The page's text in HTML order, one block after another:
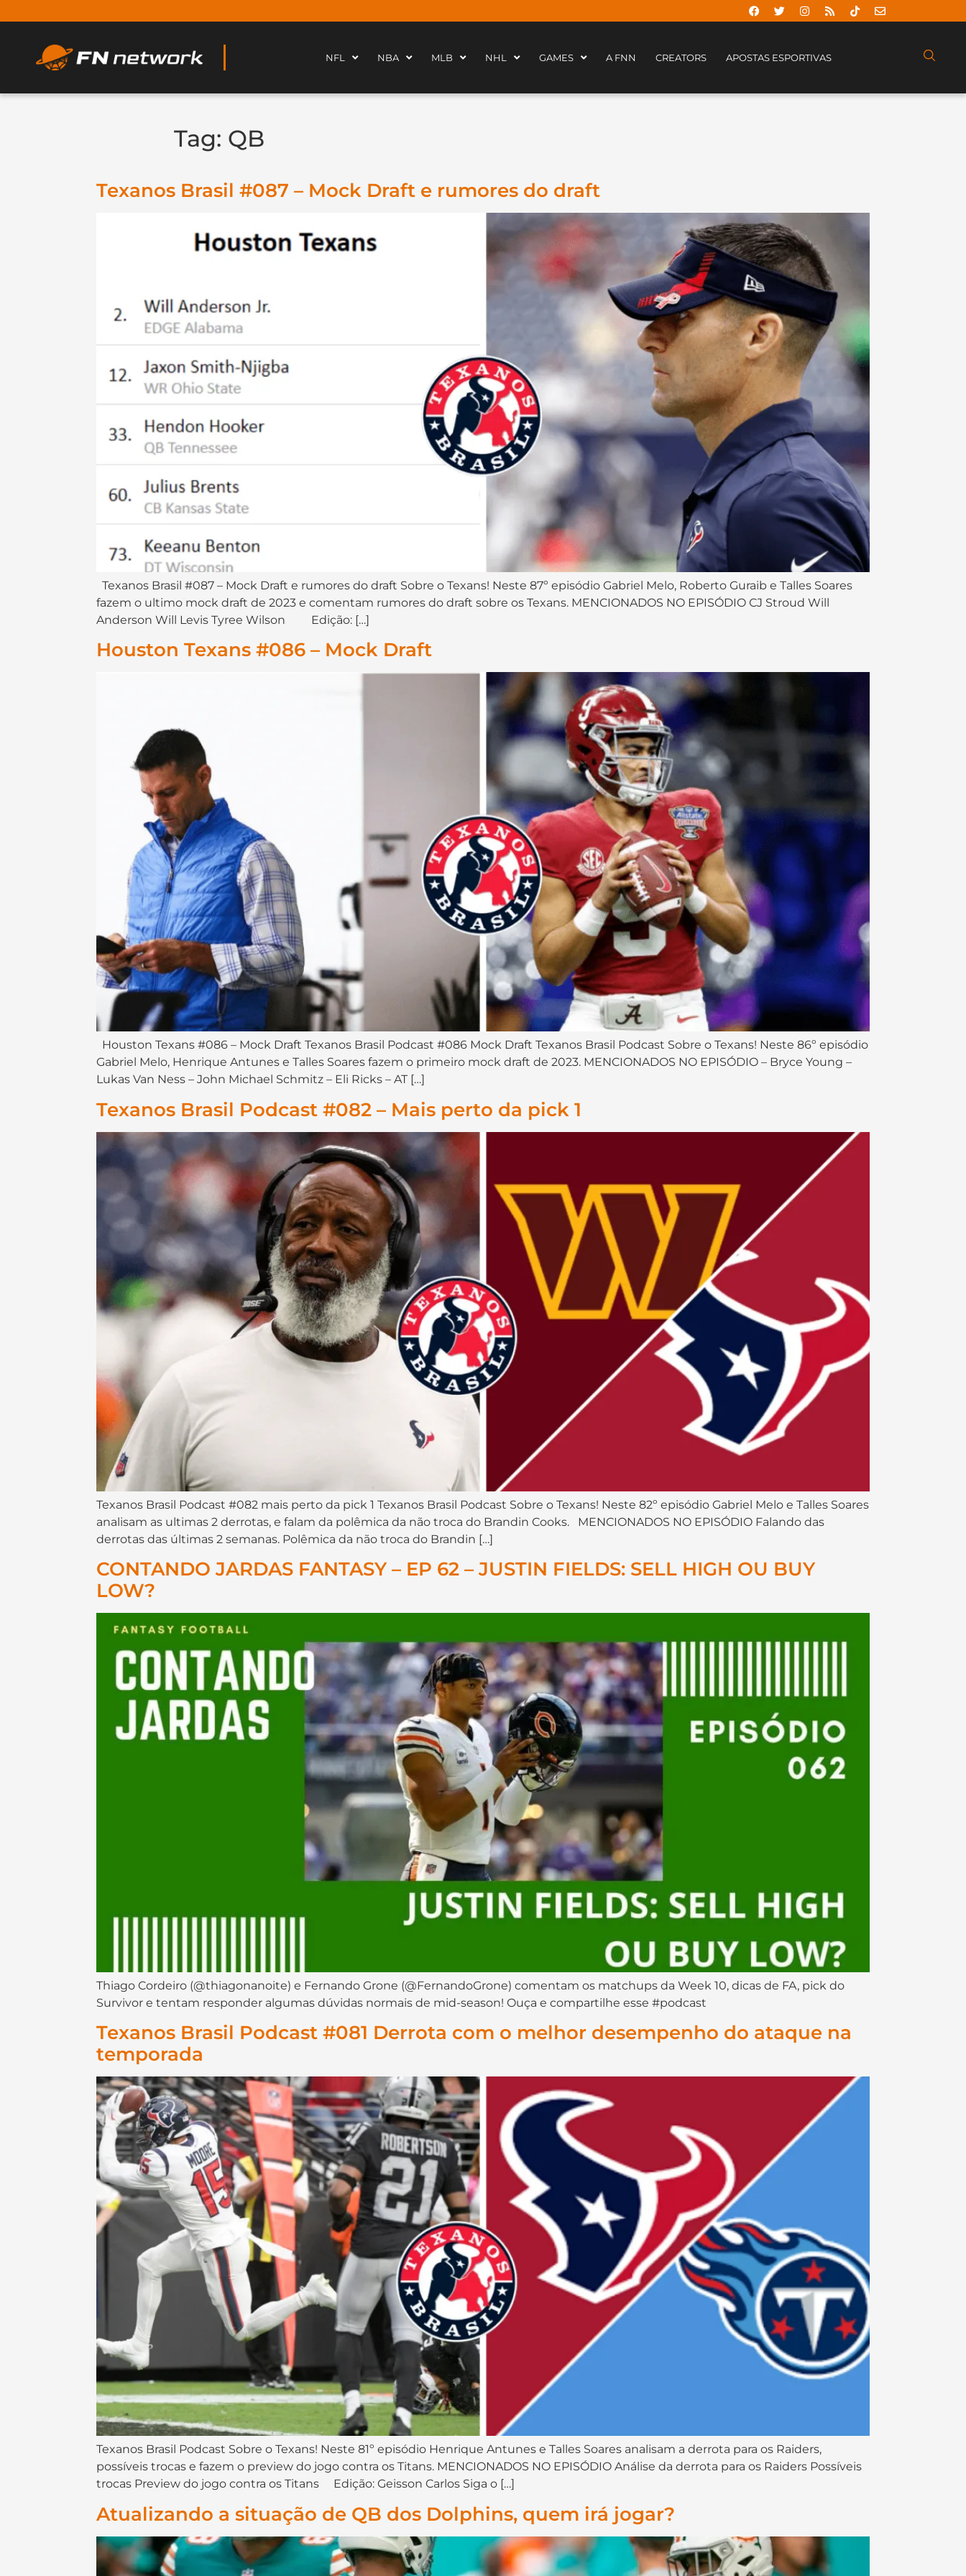
NFL NBA MLB NHL GAMES A FNN CREATORS APOSTAS ESPORTIVAS
Tag: QB
Texanos Brasil #087 – Mock Draft e rumores do draft
Texanos Brasil #087 – Mock Draft e rumores do draft Sobre o Texans! Neste 87º episódio Gabriel Melo, Roberto Guraib e Talles Soares
fazem o ultimo mock draft de 2023 e comentam rumores do draft sobre os Texans. MENCIONADOS NO EPISÓDIO CJ Stroud Will
Anderson Will Levis Tyree Wilson Edição: […]
Houston Texans #086 – Mock Draft
Houston Texans #086 – Mock Draft Texanos Brasil Podcast #086 Mock Draft Texanos Brasil Podcast Sobre o Texans! Neste 86º episódio
Gabriel Melo, Henrique Antunes e Talles Soares fazem o primeiro mock draft de 2023. MENCIONADOS NO EPISÓDIO – Bryce Young –
Lukas Van Ness – John Michael Schmitz – Eli Ricks – AT […]
Texanos Brasil Podcast #082 – Mais perto da pick 1
Texanos Brasil Podcast #082 mais perto da pick 1 Texanos Brasil Podcast Sobre o Texans! Neste 82º episódio Gabriel Melo e Talles Soares
analisam as ultimas 2 derrotas, e falam da polêmica da não troca do Brandin Cooks. MENCIONADOS NO EPISÓDIO Falando das
derrotas das últimas 2 semanas. Polêmica da não troca do Brandin […]
CONTANDO JARDAS FANTASY – EP 62 – JUSTIN FIELDS: SELL HIGH OU BUY
LOW?
Thiago Cordeiro (@thiagonanoite) e Fernando Grone (@FernandoGrone) comentam os matchups da Week 10, dicas de FA, pick do
Survivor e tentam responder algumas dúvidas normais de mid-season! Ouça e compartilhe esse #podcast
Texanos Brasil Podcast #081 Derrota com o melhor desempenho do ataque na
temporada
Texanos Brasil Podcast Sobre o Texans! Neste 81º episódio Henrique Antunes e Talles Soares analisam a derrota para os Raiders,
possíveis trocas e fazem o preview do jogo contra os Titans. MENCIONADOS NO EPISÓDIO Análise da derrota para os Raiders Possíveis
trocas Preview do jogo contra os Titans Edição: Geisson Carlos Siga o […]
Atualizando a situação de QB dos Dolphins, quem irá jogar?